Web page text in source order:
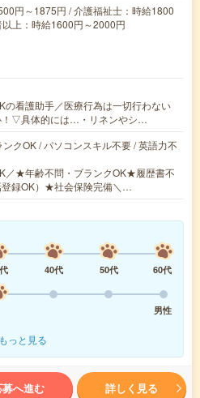
円～1875円 / 介護福祉士：時給1800
上：時給1600円～2000円
の看護助手／医療行為は一切行わない
！▽具体的には…・リネンやシ…
クOK / パソコンスキル不要 / 英語力不
／★年齢不問・ブランクOK★履歴書不
登録OK）★社会保険完備＼…
40代 50代
60代
男性
もっと見る
募へ進む 詳しく見る